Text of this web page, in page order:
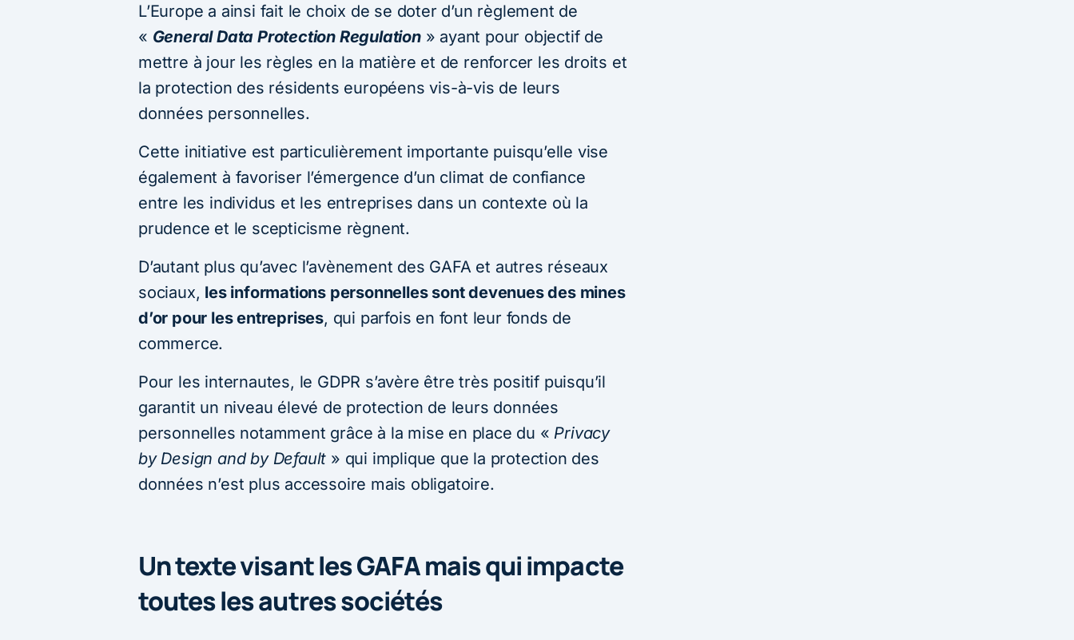
L’Europe a ainsi fait le choix de se doter d’un règlement de
« General Data Protection Regulation» ayant pour objectif de
mettre à jour les règles en la matière et de renforcer les droits et
la protection des résidents européens vis-à-vis de leurs
données personnelles.
Cette initiative est particulièrement importante puisqu’elle vise
également à favoriser l’émergence d’un climat de confiance
entre les individus et les entreprises dans un contexte où la
prudence et le scepticisme règnent.
D’autant plus qu’avec l’avènement des GAFA et autres réseaux
sociaux, les informations personnelles sont devenues des mines
d’or pour les entreprises, qui parfois en font leur fonds de
commerce.
Pour les internautes, le GDPR s’avère être très positif puisqu’il
garantit un niveau élevé de protection de leurs données
personnelles notamment grâce à la mise en place du « Privacy
by Design and by Default » qui implique que la protection des
données n’est plus accessoire mais obligatoire.
Un texte visant les GAFA mais qui impacte
toutes les autres sociétés